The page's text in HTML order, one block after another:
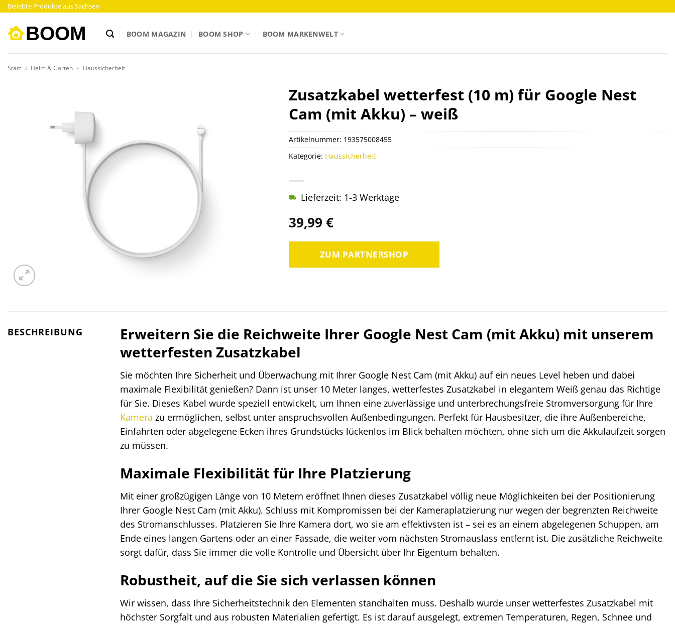
Zum
springen
Beliebte Produkte aus Sachsen
BOOM MAGAZIN BOOM SHOP BOOM MARKENWELT
Start » Heim & Garten » Haussicherheit
Zusatzkabel wetterfest (10 m) für Google Nest
Cam (mit Akku) – weiß
39,99 €
Lieferzeit: 1-3 Werktage
ZUM PARTNERSHOP
Artikelnummer: 193575008455
Kategorie: Haussicherheit
BESCHREIBUNG
Erweitern Sie die Reichweite Ihrer Google Nest Cam (mit Akku) mit unserem
wetterfesten Zusatzkabel
Sie möchten Ihre Sicherheit und Überwachung mit Ihrer Google Nest Cam (mit Akku) auf ein neues Level heben und dabei
maximale Flexibilität genießen? Dann ist unser 10 Meter langes, wetterfestes Zusatzkabel in elegantem Weiß genau das Richtige
für Sie. Dieses Kabel wurde speziell entwickelt, um Ihnen eine zuverlässige und unterbrechungsfreie Stromversorgung für Ihre
Kamera zu ermöglichen, selbst unter anspruchsvollen Außenbedingungen. Perfekt für Hausbesitzer, die ihre Außenbereiche,
Einfahrten oder abgelegene Ecken ihres Grundstücks lückenlos im Blick behalten möchten, ohne sich um die Akkulaufzeit sorgen
zu müssen.
Maximale Flexibilität für Ihre Platzierung
Mit einer großzügigen Länge von 10 Metern eröffnet Ihnen dieses Zusatzkabel völlig neue Möglichkeiten bei der Positionierung
Ihrer Google Nest Cam (mit Akku). Schluss mit Kompromissen bei der Kameraplatzierung nur wegen der begrenzten Reichweite
des Stromanschlusses. Platzieren Sie Ihre Kamera dort, wo sie am effektivsten ist – sei es an einem abgelegenen Schuppen, am
Ende eines langen Gartens oder an einer Fassade, die weiter vom nächsten Stromauslass entfernt ist. Die zusätzliche Reichweite
sorgt dafür, dass Sie immer die volle Kontrolle und Übersicht über Ihr Eigentum behalten.
Robustheit, auf die Sie sich verlassen können
Wir wissen, dass Ihre Sicherheitstechnik den Elementen standhalten muss. Deshalb wurde unser wetterfestes Zusatzkabel mit
höchster Sorgfalt und aus robusten Materialien gefertigt. Es ist darauf ausgelegt, extremen Temperaturen, Regen, Schnee und